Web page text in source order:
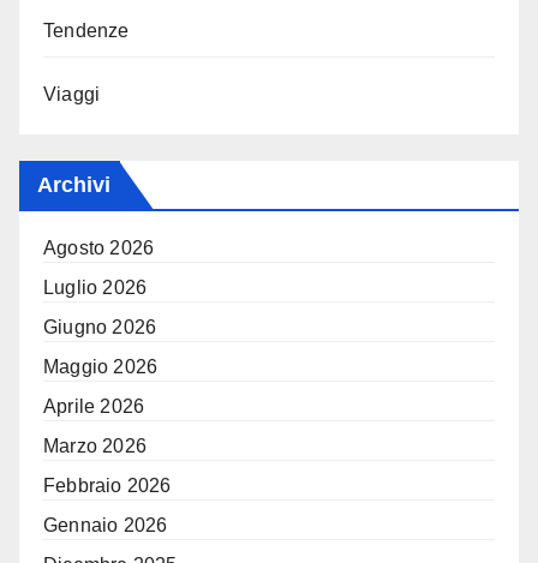
Tendenze
Viaggi
Archivi
Agosto 2026
Luglio 2026
Giugno 2026
Maggio 2026
Aprile 2026
Marzo 2026
Febbraio 2026
Gennaio 2026